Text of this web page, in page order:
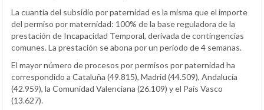
La cuantía del subsidio por paternidad es la misma que el importe
del permiso por maternidad: 100% de la base reguladora de la
prestación de Incapacidad Temporal, derivada de contingencias
comunes. La prestación se abona por un periodo de 4 semanas.
El mayor número de procesos por permisos por paternidad ha
correspondido a Cataluña (49.815), Madrid (44.509), Andalucía
(42.959), la Comunidad Valenciana (26.109) y el País Vasco
(13.627).